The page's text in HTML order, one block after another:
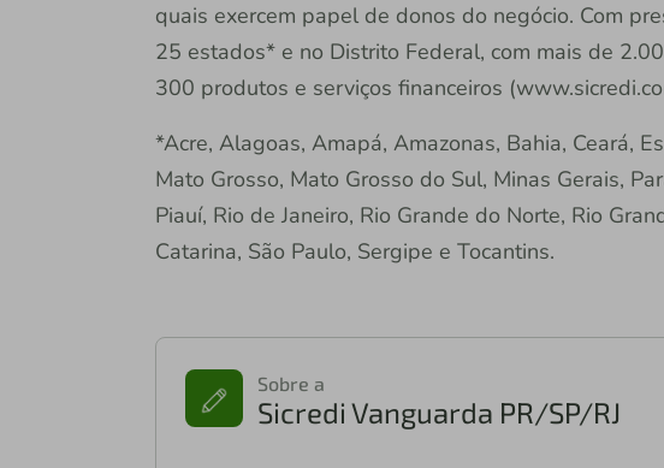
quais exercem papel de donos do negócio. Com
25 estados* e no Distrito Federal, com mais de
300 produtos e serviços financeiros
*Acre, Alagoas, Amapá, Amazonas, Bahia, Ceará,
Mato Grosso, Mato Grosso do Sul, Minas Gerais,
Piauí, Rio de Janeiro, Rio Grande do Norte, Rio
Catarina, São Paulo, Sergipe e Tocantins.
Sobre a
Sicredi Vanguarda PR/SP/RJ